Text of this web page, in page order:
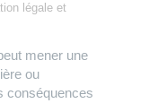
légale et
mener une
ou
conséquences